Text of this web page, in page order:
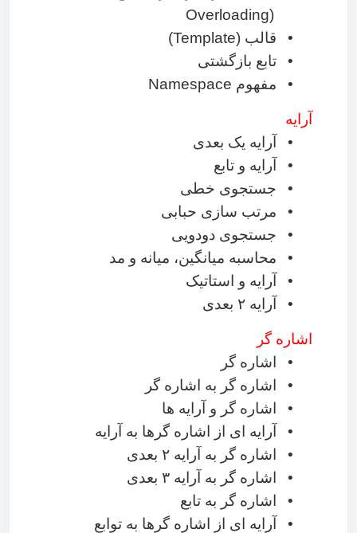
Overloading)
•
قالب (Template)
•
تابع بازگشتی
•
مفهوم Namespace
آرایه
•
آرایه یک بعدی
•
آرایه و تابع
•
جستجوی خطی
•
مرتب سازی حبابی
•
جستجوی دودویی
•
محاسبه میانگین، میانه و مد
•
آرایه و استاتیک
•
آرایه ۲ بعدی
اشاره گر
•
اشاره گر
•
اشاره گر به اشاره گر
•
اشاره گر و آرایه ها
•
آرایه ای از اشاره گرها به آرایه
•
اشاره گر به آرایه ۲ بعدی
•
اشاره گر به آرایه ۳ بعدی
•
اشاره گر به تابع
•
آرایه ای از اشاره گرها به توابع